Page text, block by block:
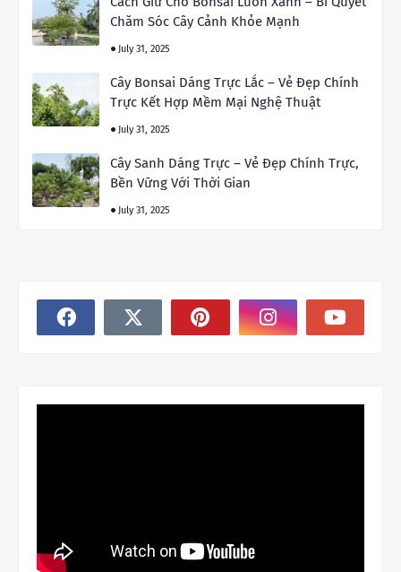
Chăm Sóc Cây Cảnh Khỏe Mạnh
July 31, 2025
Cây Bonsai Dáng Trực Lắc – Vẻ Đẹp Chính
Trực Kết Hợp Mềm Mại Nghệ Thuật
July 31, 2025
Cây Sanh Dáng Trực – Vẻ Đẹp Chính Trực,
Bền Vững Với Thời Gian
July 31, 2025